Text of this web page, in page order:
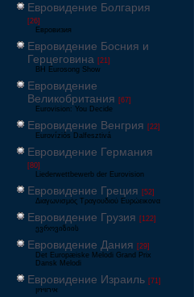
Евровидение Болгария
[26]
Евровизия
Евровидение Босния и
Герцеговина [21]
BH Eurosong Show
Евровидение
Великобритания [67]
Eurovision: You Decide
Евровидение Венгрия [22]
Eurovíziós Dalfesztivá
Евровидение Германия
[80]
Liederwettbewerb der Eurovision
Евровидение Греция [52]
Διαγωνισμός Τραγουδιού Ευρώεικονα
Евровидение Грузия [122]
ევროვიზიის
Евровидение Дания [29]
Det Europæiske Melodi Grand Prix
Dansk Melodi
Евровидение Израиль [71]
‏אירוויזיון